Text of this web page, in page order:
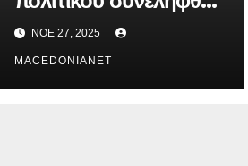
μετά από καταδίωξη
ΝΟΈ 27, 2025
MACEDONIANET